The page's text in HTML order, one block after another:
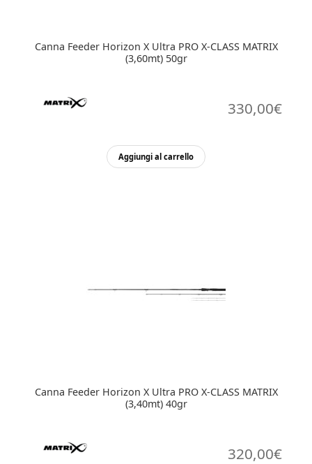
Canna Feeder Horizon X Ultra PRO X-CLASS MATRIX
(3,60mt) 50gr
330,00€
Aggiungi al carrello
Canna Feeder Horizon X Ultra PRO X-CLASS MATRIX
(3,40mt) 40gr
320,00€